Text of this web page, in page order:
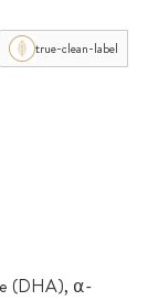
true-clean-label
(DHA), ⍺-